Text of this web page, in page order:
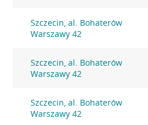
Szczecin, al. Bohaterów
Warszawy 42
Szczecin, al. Bohaterów
Warszawy 42
Szczecin, al. Bohaterów
Warszawy 42